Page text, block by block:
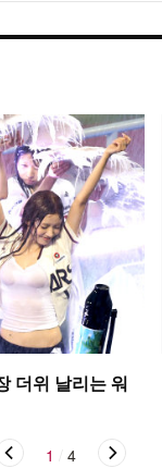
더위 날리는 워
1 4